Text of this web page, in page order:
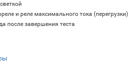
и реле максимального тока (перегрузки)
после завершения теста